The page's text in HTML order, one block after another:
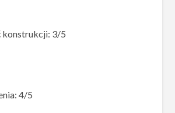
konstrukcji: 3/5
4/5